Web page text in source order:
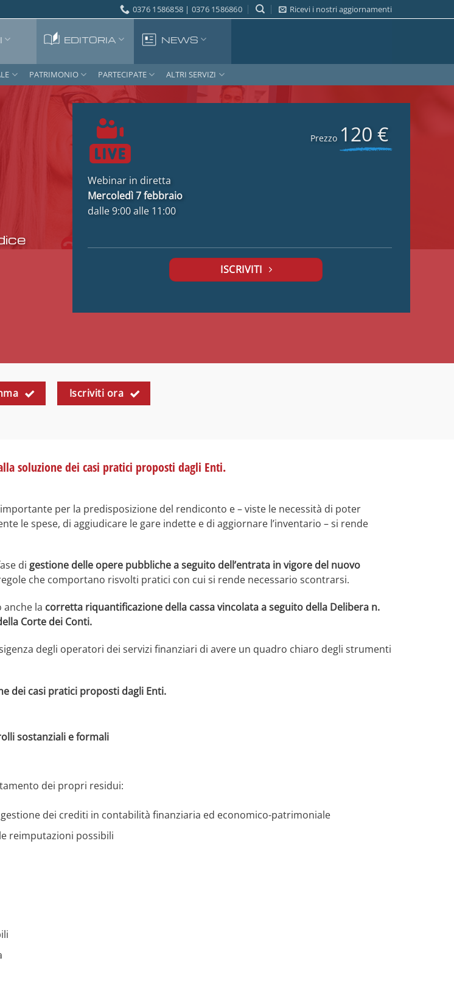
0376 1586858 | 0376 1586860 Ricevi i nostri aggiornamenti
EDITORIA NEWS
PATRIMONIO PARTECIPATE ALTRI SERVIZI
Webinar in diretta
Mercoledì 7 febbraio
dalle 9:00 alle 11:00
Prezzo 120 €
ISCRIVITI
Iscriviti ora
soluzione dei casi pratici proposti dagli Enti.
per la predisposizione del rendiconto e – viste le necessità di poter
le spese, di aggiudicare le gare indette e di aggiornare l’inventario – si rende
di gestione delle opere pubbliche a seguito dell’entrata in vigore del nuovo
che comportano risvolti pratici con cui si rende necessario scontrarsi.
anche la corretta riquantificazione della cassa vincolata a seguito della Delibera n.
Corte dei Conti.
degli operatori dei servizi finanziari di avere un quadro chiaro degli strumenti
dei casi pratici proposti dagli Enti.
sostanziali e formali
dei propri residui:
dei crediti in contabilità finanziaria ed economico-patrimoniale
reimputazioni possibili